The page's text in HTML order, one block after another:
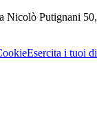
Nicolò Putignani
Esercita i tuoi